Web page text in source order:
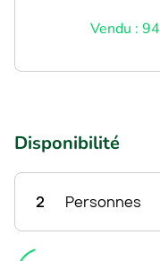
Vendu : 94
Disponibilité
2 Personnes